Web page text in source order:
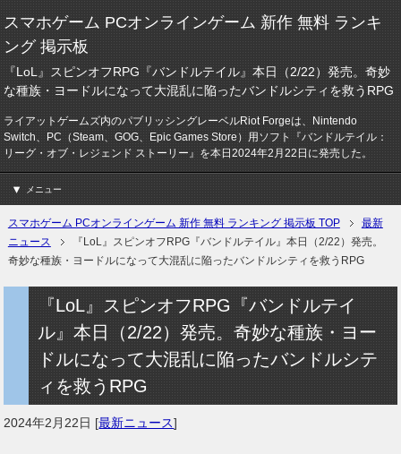
スマホゲーム PCオンラインゲーム 新作 無料 ランキ
ング 掲示板
『LoL』スピンオフRPG『バンドルテイル』本日（2/22）発売。奇妙
な種族・ヨードルになって大混乱に陥ったバンドルシティを救うRPG
ライアットゲームズ内のパブリッシングレーベルRiot Forgeは、Nintendo
Switch、PC（Steam、GOG、Epic Games Store）用ソフト『バンドルテイル：
リーグ・オブ・レジェンド ストーリー』を本日2024年2月22日に発売した。
メニュー
スマホゲーム PCオンラインゲーム 新作 無料 ランキング 掲示板 TOP
最新
ニュース
『LoL』スピンオフRPG『バンドルテイル』本日（2/22）発売。
奇妙な種族・ヨードルになって大混乱に陥ったバンドルシティを救うRPG
『LoL』スピンオフRPG『バンドルテイ
ル』本日（2/22）発売。奇妙な種族・ヨー
ドルになって大混乱に陥ったバンドルシテ
ィを救うRPG
2024年2月22日 [最新ニュース]